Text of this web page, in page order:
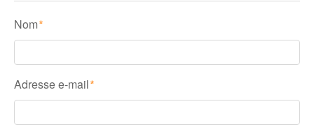
Nom *
Adresse e-mail *